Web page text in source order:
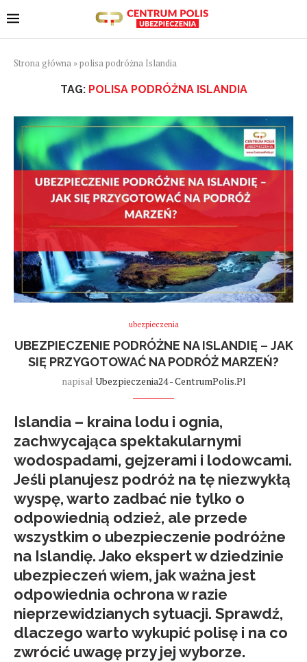
Strona główna »polisa podróżna Islandia
TAG: POLISA PODRÓŻNA ISLANDIA
ubezpieczenia
UBEZPIECZENIE PODRÓŻNE NA ISLANDIĘ – JAK
SIĘ PRZYGOTOWAĆ NA PODRÓŻ MARZEŃ?
napisał Ubezpieczenia24 - CentrumPolis.pl
Islandia – kraina lodu i ognia,
zachwycająca spektakularnymi
wodospadami, gejzerami i lodowcami.
Jeśli planujesz podróż na tę niezwykłą
wyspę, warto zadbać nie tylko o
odpowiednią odzież, ale przede
wszystkim o ubezpieczenie podróżne
na Islandię. Jako ekspert w dziedzinie
ubezpieczeń wiem, jak ważna jest
odpowiednia ochrona w razie
nieprzewidzianych sytuacji. Sprawdź,
dlaczego warto wykupić polisę i na co
zwrócić uwagę przy jej wyborze.